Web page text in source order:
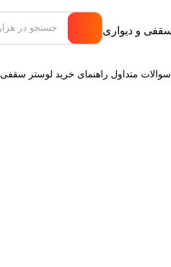
سوالات متداول راهنمای خرید لوستر سقفی